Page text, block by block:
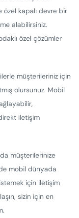
özel kapalı devre bir
alabilirsiniz.
özel çözümler
müşterileriniz için
olursunuz. Mobil
iletişim
da müşterilerinize
mobil dünyada
için iletişim
sizin için en